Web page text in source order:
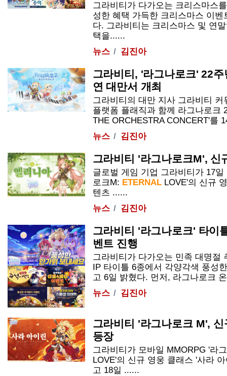
그라비티가 다가오는 크리스마스
성한 혜택 가득한 크리스마스 이
다. 그라비티는 크리스마스 및 연
택을......
뉴스
김진아
그라비티, '라그나로크' 22
연 대만서 개최
그라비티의 대만 지사 그라비티
플랫폼 플래직과 함께 라그나로크
THE ORCHESTRA CONCERT'를
뉴스
김진아
그라비티 '라그나로크M', 신
글로벌 게임 기업 그라비티가 17
로크M: ETERNAL LOVE'의 신규
텐츠 ......
뉴스
김진아
그라비티 '라그나로크' 타이
벤트 진행
그라비티가 다가오는 민족 대명절
IP 타이틀 6종에서 각양각색 풍성
고 6일 밝혔다. 먼저, 라그나로크
뉴스
김진아
그라비티 '라그나로크 M',
등장
그라비티가 모바일 MMORPG '라
LOVE'의 신규 영웅 클래스 '사라
고 18일 ......